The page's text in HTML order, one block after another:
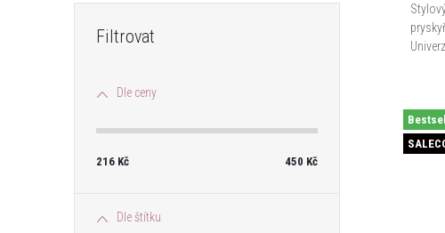
Dle ceny
216 Kč 450 Kč
Dle štítku